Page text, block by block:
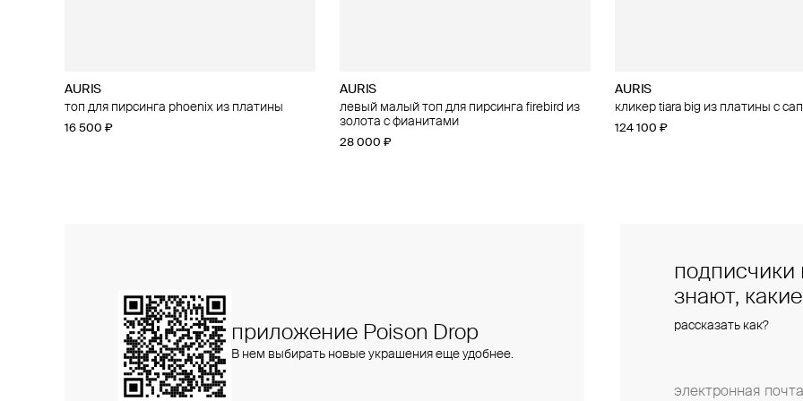
AURIS
топ для пирсинга phoenix из платины
16 500 ₽
AURIS
левый малый топ для пирсинга firebird из
золота с фианитами
28 000 ₽
AURIS
кликер tiara big из платины с
124 100 ₽
AURIS
большой топ для пирсинга threeleaf из
золота с бриллиантами
AURIS
малый топ для пирсинга phoenix из золота
15 400 ₽
AURIS
правый малый топ для
золота с фианитами
подписчики
знают,
рассказать как?
приложение Poison Drop
В нем выбирать новые украшения еще удобнее.